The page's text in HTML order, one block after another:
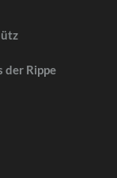
der Rippe